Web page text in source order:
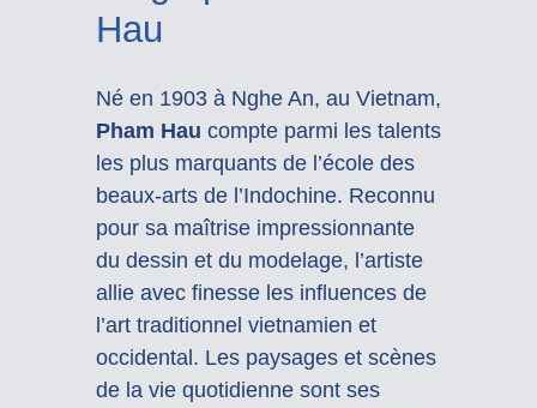
Hau
Né en 1903 à Nghe An, au Vietnam,
Pham Hau compte parmi les talents
les plus marquants de l’école des
beaux-arts de l’Indochine. Reconnu
pour sa maîtrise impressionnante
du dessin et du modelage, l’artiste
allie avec finesse les influences de
l’art traditionnel vietnamien et
occidental. Les paysages et scènes
de la vie quotidienne sont ses